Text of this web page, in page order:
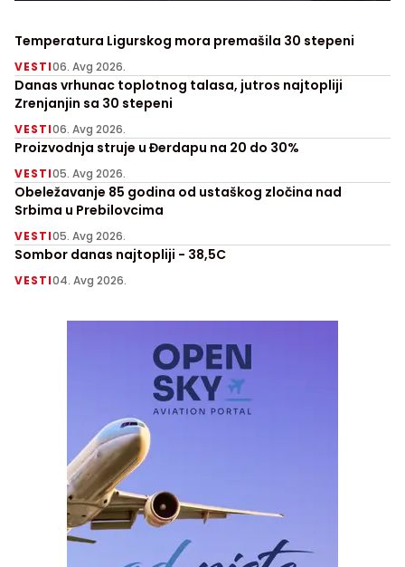
Temperatura Ligurskog mora premašila 30 stepeni
VESTI06. Avg 2026.
Danas vrhunac toplotnog talasa, jutros najtopliji
Zrenjanjin sa 30 stepeni
VESTI06. Avg 2026.
Proizvodnja struje u Đerdapu na 20 do 30%
VESTI05. Avg 2026.
Obeležavanje 85 godina od ustaškog zločina nad
Srbima u Prebilovcima
VESTI05. Avg 2026.
Sombor danas najtopliji - 38,5C
VESTI04. Avg 2026.